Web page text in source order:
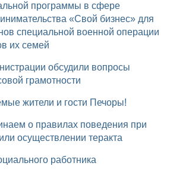
программы в сфере
«Свой бизнес» для
специальной военной операции
их семей
грамотности
жители и гости Печоры!
осуществлении теракта
работника